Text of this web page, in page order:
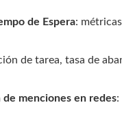
de Espera:
de tarea, tasa de
menciones en redes: